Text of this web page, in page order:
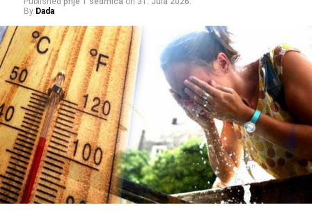
Mail
POVEZANE TEME:
BOSNA I HERCEGOVINA
CHRISTIAN SCHMIDT
MILORAD DODIK REFERENDUM
UP NEXT
Bošković kaže da Bošnjaci u Stocu nisu diskriminisani:
Proizvod pojedinaca, prijepor se prebacio iz Mostara
DON'T MISS
Dodik tvrdi da je na sceni zavjera protiv Srba: Ovo što se
dešava u Srbiji i BiH nije slučajno
By Dada